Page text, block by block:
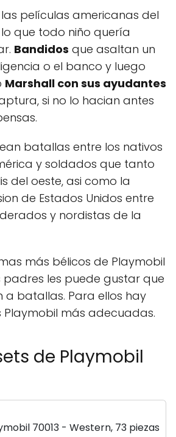
películas americanas del
lo que todo niño quería
Bandidos que asaltan un
o el banco y luego
Marshall con sus ayudantes
si no lo hacian antes
batallas entre los nativos
y soldados que tanto
del oeste, asi como la
de Estados Unidos entre
y nordistas de la
más bélicos de Playmobil
les puede gustar que
a batallas. Para ellos hay
más adecuadas.
de Playmobil
70013 - Western, 73 piezas